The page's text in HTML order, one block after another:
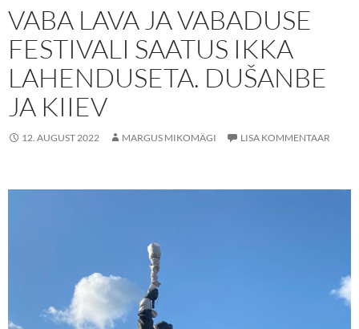
VABA LAVA JA VABADUSE
FESTIVALI SAATUS IKKA
LAHENDUSETA. DUŠANBE
JA KIIEV
12. AUGUST 2022 MARGUS MIKOMÄGI LISA KOMMENTAAR